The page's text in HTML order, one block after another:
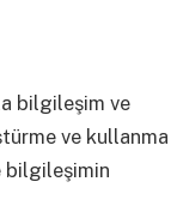
bilgileşim ve
ve kullanma
bilgileşimin